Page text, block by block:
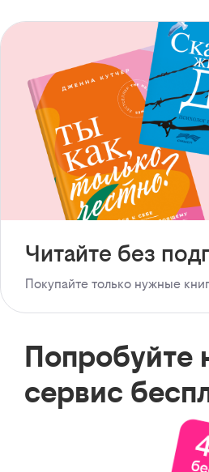
Читайте без
Покупайте только нужные
Попробуйте
сервис